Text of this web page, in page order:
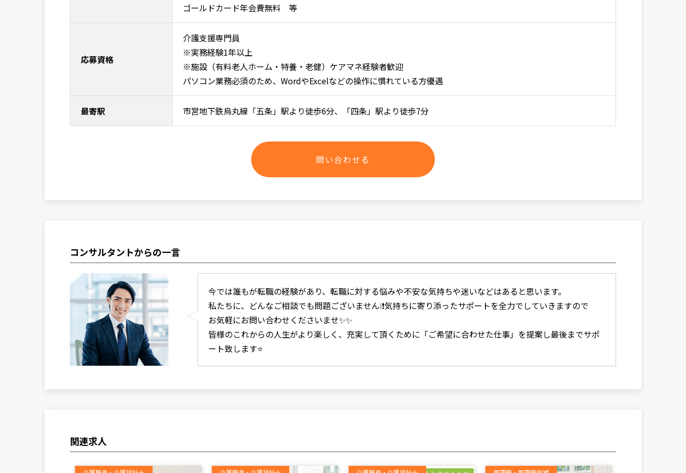
ゴールドカード年会費無料 等
応募資格
介護支援専門員
※実務経験1年以上
※施設（有料老人ホーム・特養・老健）ケアマネ経験者歓迎
パソコン業務必須のため、WordやExcelなどの操作に慣れている方優遇
最寄駅 市営地下鉄烏丸線「五条」駅より徒歩6分、「四条」駅より徒歩7分
問い合わせる
コンサルタントからの一言
今では誰もが転職の経験があり、転職に対する悩みや不安な気持ちや迷いなどはあると思います。
私たちに、どんなご相談でも問題ございません❕❗気持ちに寄り添ったサポートを全力でしていきますので
お気軽にお問い合わせくださいませ✨✨
皆様のこれからの人生がより楽しく、充実して頂くために「ご希望に合わせた仕事」を提案し最後までサポ
ート致します⭐
関連求人